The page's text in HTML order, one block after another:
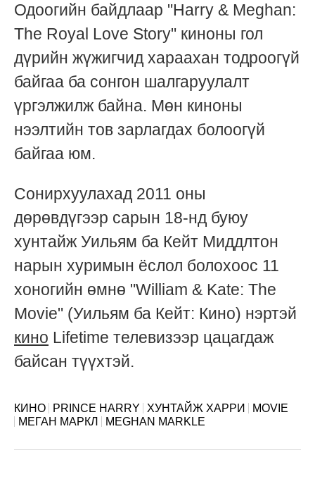
Одоогийн байдлаар "Harry & Meghan:
The Royal Love Story" киноны гол
дүрийн жүжигчид хараахан тодроогүй
байгаа ба сонгон шалгаруулалт
үргэлжилж байна. Мөн киноны
нээлтийн тов зарлагдах болоогүй
байгаа юм.
Сонирхуулахад 2011 оны
дөрөвдүгээр сарын 18-нд буюу
хунтайж Уильям ба Кейт Миддлтон
нарын хуримын ёслол болохоос 11
хоногийн өмнө "William & Kate: The
Movie" (Уильям ба Кейт: Кино) нэртэй
кино Lifetime телевизээр цацагдаж
байсан түүхтэй.
КИНО PRINCE HARRY ХУНТАЙЖ ХАРРИ
MOVIE
МЕГАН МАРКЛ
MEGHAN MARKLE